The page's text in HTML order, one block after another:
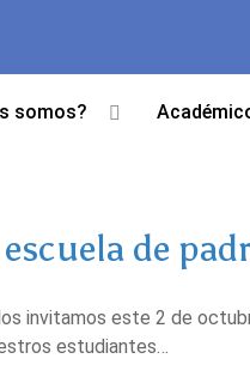
somos?
de
invitamos este 2 de
estudiantes…